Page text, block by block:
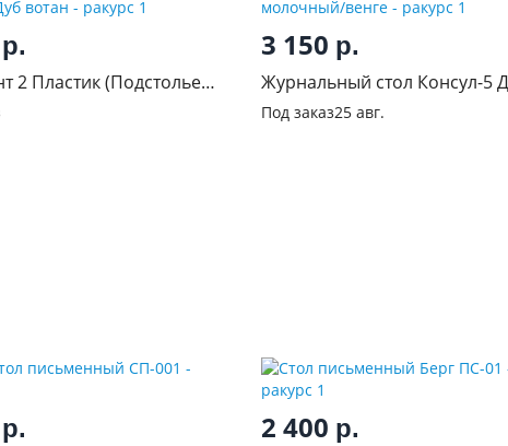
р.
2 Пластик (Подстолье
вотан
3 150 р.
Журнальный стол Консул-5 Дуб
молочный/венге
Под заказ25 авг.
р. 2 400 р.